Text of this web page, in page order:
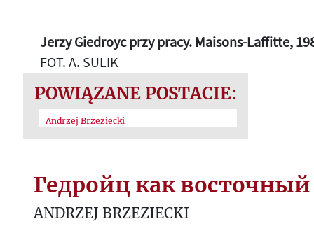
Jerzy Giedroyc przy pracy. Maisons-Laffitte,
FOT. A. SULIK
POWIĄZANE POSTACIE:
Andrzej Brzeziecki
Гедройц как восточный
ANDRZEJ BRZEZIECKI